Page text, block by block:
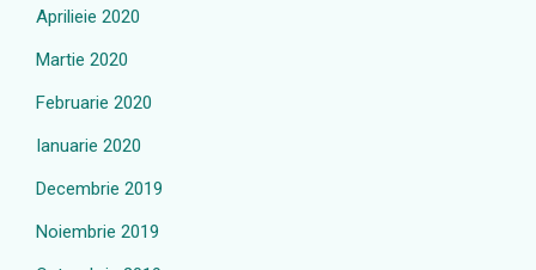
Aprilieie 2020
Martie 2020
Februarie 2020
Ianuarie 2020
Decembrie 2019
Noiembrie 2019